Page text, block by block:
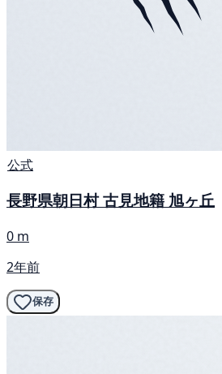
公式
長野県朝日村 古見地籍 旭ヶ丘
0 m
2年前
保存